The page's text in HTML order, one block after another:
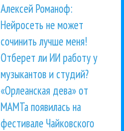
Алексей Романоф:
Нейросеть не может
сочинить лучше меня!
Отберет ли ИИ работу у
музыкантов и студий?
«Орлеанская дева» от
МАМТа появилась на
фестивале Чайковского